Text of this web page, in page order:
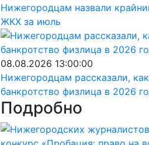
Нижегородцам назвали
ЖКХ за июль
08.08.2026 13:00:00
Нижегородцам рассказали,
банкротство физлица в 2026
Подробно